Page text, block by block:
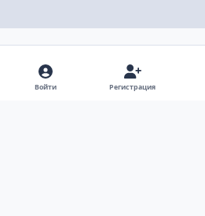
Войти Регистрация